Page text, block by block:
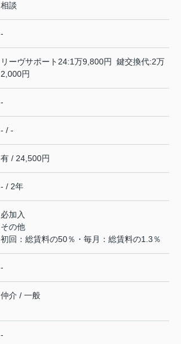
相談
-
リーヴサポート24:1万9,800円 鍵交換代:2万
2,000円
-
- / -
有 / 24,500円
- / 2年
必加入
その他
初回：総賃料の50％・毎月：総賃料の1.3％
-
仲介 / 一般
-